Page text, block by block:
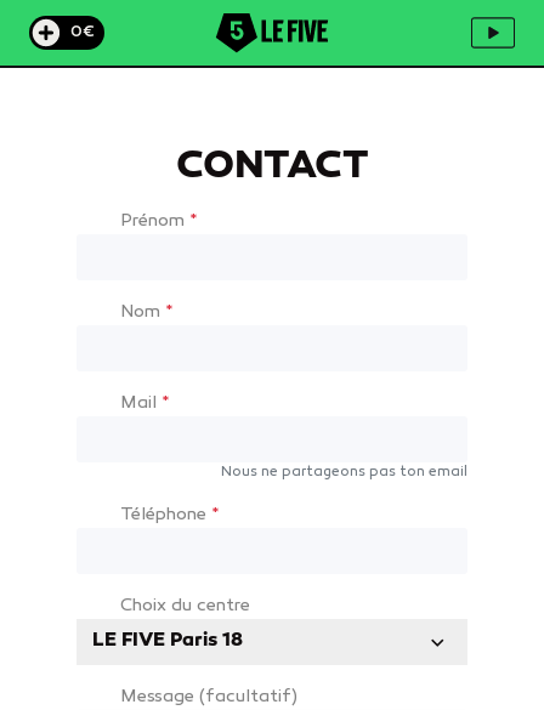
0€
CONTACT
Prénom *
Nom *
Mail *
Nous ne partageons pas ton email
Téléphone *
Choix du centre
LE FIVE Paris 18
Message (facultatif)